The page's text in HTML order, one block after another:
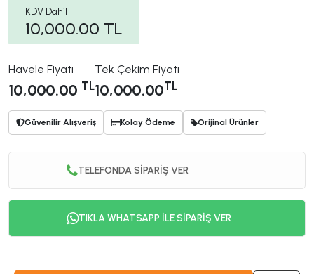
KDV Dahil
10,000.00 TL
Havele Fiyatı
10,000.00 TL
Tek Çekim Fiyatı
10,000.00TL
Güvenilir Alışveriş Kolay Ödeme Orijinal Ürünler
TELEFONDA SİPARİŞ VER
TIKLA WHATSAPP İLE SİPARİŞ VER